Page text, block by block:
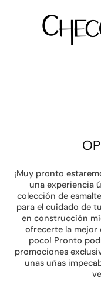
¡Muy pronto
una experiencia
colección de
para el cuidado de
en construcción
ofrecerte la mejor
poco! Pronto
promociones
unas uñas